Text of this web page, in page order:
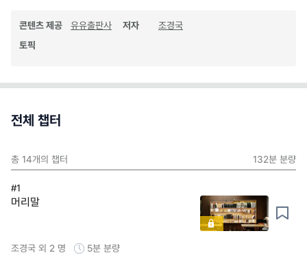
콘텐츠 제공 유유출판사 저자
조경국
토픽
전체 챕터
총 14개의 챕터 132분 분량
#1
머리말
조경국 외 2 명 5분 분량